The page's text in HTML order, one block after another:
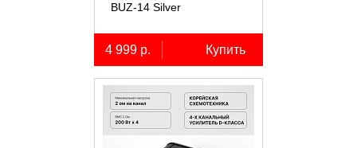
BUZ-14 Silver
4 999 р. Купить